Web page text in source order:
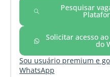
Pesquisar
Solicitar acesso
do
Sou usuário premium e
WhatsApp